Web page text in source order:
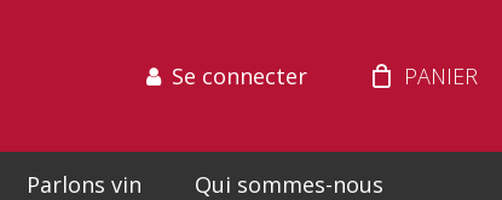
Se connecter
Parlons vin
Qui sommes-nous